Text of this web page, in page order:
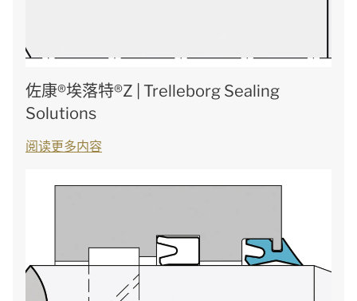
佐康®埃落特®Z | Trelleborg Sealing
Solutions
阅读更多内容